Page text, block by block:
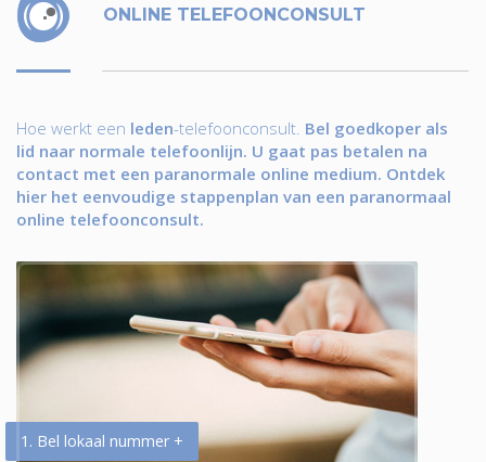
ONLINE TELEFOONCONSULT
Hoe werkt een leden-telefoonconsult. Bel goedkoper als
lid naar normale telefoonlijn. U gaat pas betalen na
contact met een paranormale online medium. Ontdek
hier het eenvoudige stappenplan van een paranormaal
online telefoonconsult.
1. Bel lokaal nummer +